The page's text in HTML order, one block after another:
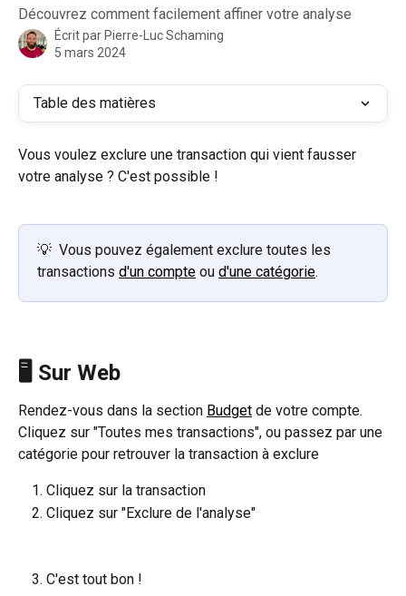
Découvrez comment facilement affiner votre analyse
Écrit par Pierre-Luc Schaming
5 mars 2024
Table des matières
Vous voulez exclure une transaction qui vient fausser
votre analyse ? C'est possible !
💡  Vous pouvez également exclure toutes les
transactions d'un compte ou d'une catégorie.
🖥️ Sur Web
Rendez-vous dans la section Budget de votre compte.
Cliquez sur "Toutes mes transactions", ou passez par une
catégorie pour retrouver la transaction à exclure
Cliquez sur la transaction
Cliquez sur "Exclure de l'analyse"
C'est tout bon !